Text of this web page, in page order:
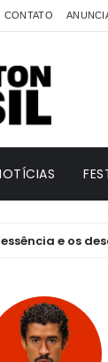
CONTATO
os desafios